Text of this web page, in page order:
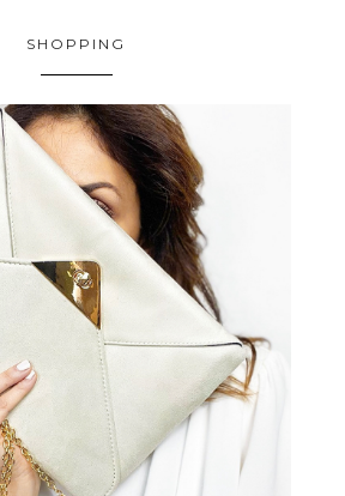
SHOPPING